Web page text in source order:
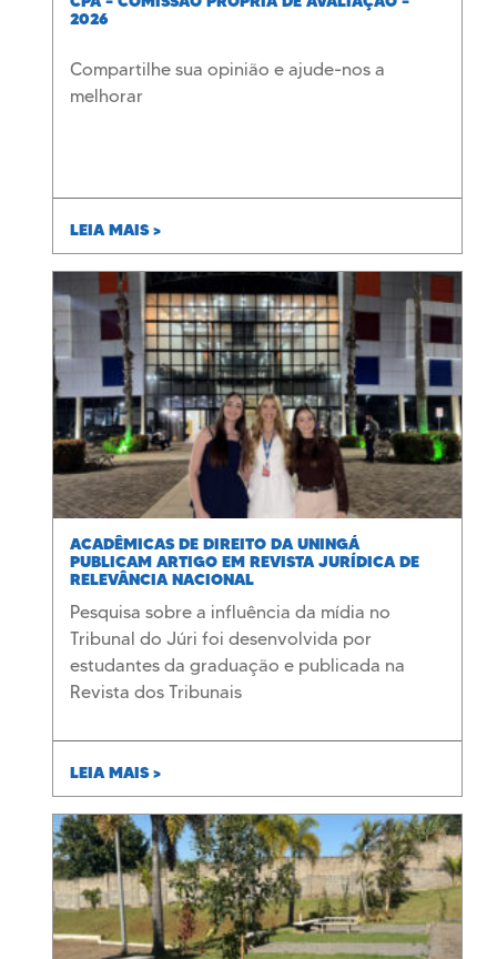
2026
Compartilhe sua opinião e ajude-nos a
melhorar
LEIA MAIS >
ACADÊMICAS DE DIREITO DA UNINGÁ
PUBLICAM ARTIGO EM REVISTA JURÍDICA DE
RELEVÂNCIA NACIONAL
Pesquisa sobre a influência da mídia no
Tribunal do Júri foi desenvolvida por
estudantes da graduação e publicada na
Revista dos Tribunais
LEIA MAIS >